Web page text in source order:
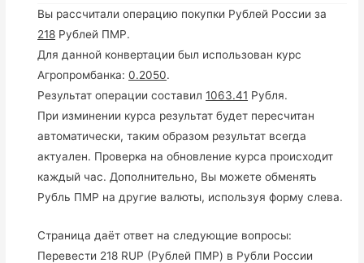
Вы рассчитали операцию покупки Рублей России за
218 Рублей ПМР.
Для данной конвертации был использован курс
Агропромбанка:0.2050.
Результат операции составил1063.41 Рубля.
При изминении курса результат будет пересчитан
автоматически, таким образом результат всегда
актуален. Проверка на обновление курса происходит
каждый час. Дополнительно, Вы можете обменять
Рубль ПМР на другие валюты, используя форму слева.
Страница даёт ответ на следующие вопросы:
Перевести 218 RUP (Рублей ПМР) в Рубли России